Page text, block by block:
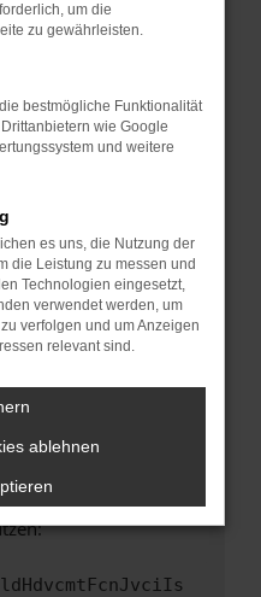
Seite in einem
vorübergehende
neuesten Stand
nicht nur ein
kann auch dazu
Funktionen nicht mehr
Schritte versucht
Wir werden
beheben. Du kannst
um uns bei der
um die
zu gewährleisten.
bestmögliche Funktionalität
wie Google
und weitere
es uns, die Nutzung der
die Leistung zu messen und
Technologien eingesetzt,
verwendet werden, um
verfolgen und um Anzeigen
relevant sind.
ablehnen